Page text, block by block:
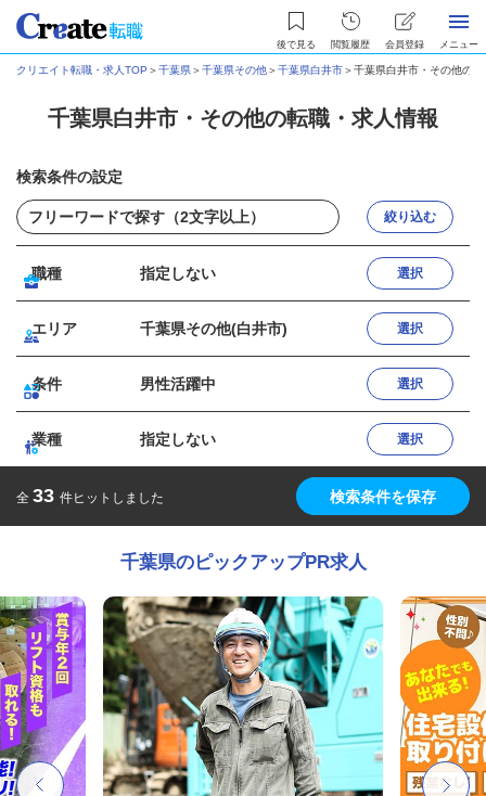
後で見る 閲覧履歴 会員登録 メニュー
クリエイト転職・求人TOP ＞千葉県＞千葉県その他＞千葉県白井市＞千葉県白井市・その他の
千葉県白井市・その他の転職・求人情報
検索条件の設定
絞り込む
職種 指定しない 選択
エリア 千葉県その他(白井市) 選択
条件 男性活躍中 選択
業種 指定しない 選択
全 33 件ヒットしました 検索条件を保存
千葉県のピックアップPR求人